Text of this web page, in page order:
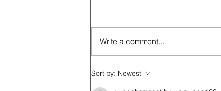
Write a comment...
Sort by: Newest